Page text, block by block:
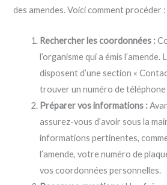
des amendes. Voici comment procéder :
Rechercher les coordonnées :
l’organisme qui a émis
disposent d’une section «
trouver un numéro de
Préparer vos informations :
assurez-vous d’avoir sous la
informations pertinentes,
l’amende, votre numéro de
vos coordonnées personnelles.